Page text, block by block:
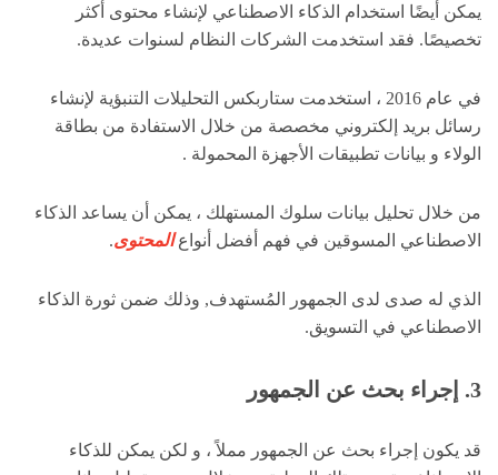
يمكن أيضًا استخدام الذكاء الاصطناعي لإنشاء محتوى أكثر
تخصيصًا. فقد استخدمت الشركات النظام لسنوات عديدة.
في عام 2016 ، استخدمت ستاربكس التحليلات التنبؤية لإنشاء
رسائل بريد إلكتروني مخصصة من خلال الاستفادة من بطاقة
الولاء و بيانات تطبيقات الأجهزة المحمولة .
من خلال تحليل بيانات سلوك المستهلك ، يمكن أن يساعد الذكاء
الاصطناعي المسوقين في فهم أفضل أنواعالمحتوى.
الذي له صدى لدى الجمهور المُستهدف, وذلك ضمن ثورة الذكاء
الاصطناعي في التسويق.
3. إجراء بحث عن الجمهور
قد يكون إجراء بحث عن الجمهور مملاً ، و لكن يمكن للذكاء